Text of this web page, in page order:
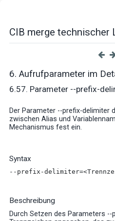
CIB merge technischer
6. Aufrufparameter im
6.57. Parameter --prefix-
Der Parameter --prefix-delimiter
zwischen Alias und
Mechanismus fest ein.
Syntax
--prefix-
Beschreibung
Durch Setzen des Parameters